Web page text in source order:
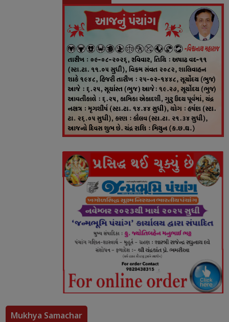
Mukhya Samachar